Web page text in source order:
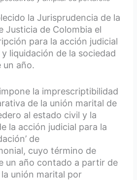
la Jurisprudencia de la
Justicia de Colombia el
para la acción judicial
liquidación de la sociedad
un año.
la imprescriptibilidad
de la unión marital de
al estado civil y la
la acción judicial para la
de
cuyo término de
un año contado a partir de
unión marital por